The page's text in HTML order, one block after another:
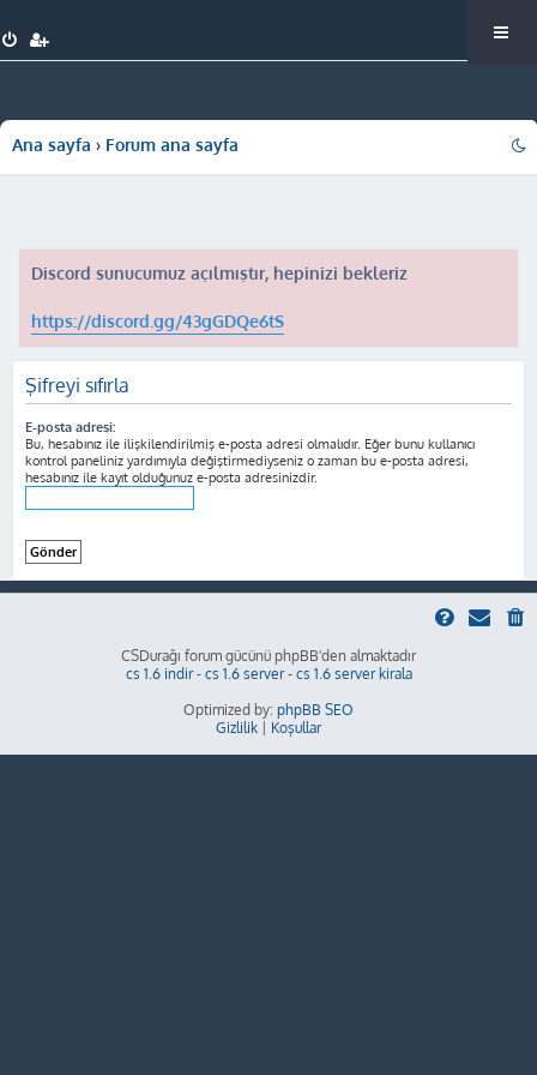
Ana sayfa Forum ana sayfa
Discord sunucumuz açılmıştır, hepinizi bekleriz
https://discord.gg/43gGDQe6tS
Şifreyi sıfırla
E-posta adresi:
Bu, hesabınız ile ilişkilendirilmiş e-posta adresi olmalıdır. Eğer bunu kullanıcı
kontrol paneliniz yardımıyla değiştirmediyseniz o zaman bu e-posta adresi,
hesabınız ile kayıt olduğunuz e-posta adresinizdir.
CSDurağı forum gücünü phpBB'den almaktadır
cs 1.6 indir- cs 1.6 server- cs 1.6 server kirala
Optimized by: phpBB SEO
Gizlilik
Koşullar